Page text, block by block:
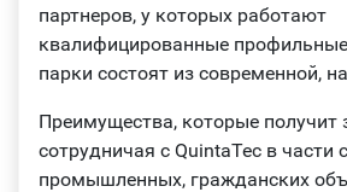
партнеров, у которых работают
квалифицированные
парки состоят из современной,
Преимущества, которые получит
сотрудничая с QuintaTec в части
промышленных, гражданских